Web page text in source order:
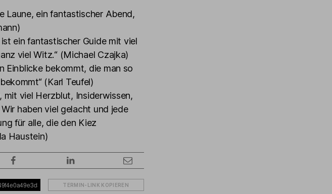
Laune, ein fantastischer Abend,
ein fantastischer Guide mit viel
viel Witz.“ (Michael Czajka)
Einblicke bekommt, die man so
(Karl Teufel)
mit viel Herzblut, Insiderwissen,
haben viel gelacht und jede
für alle, die den Kiez
Haustein)
TERMIN-LINK KOPIEREN